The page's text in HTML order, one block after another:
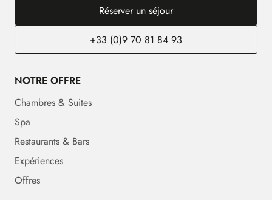
Réserver un séjour
+33 (0)9 70 81 84 93
NOTRE OFFRE
Chambres & Suites
Spa
Restaurants & Bars
Expériences
Offres